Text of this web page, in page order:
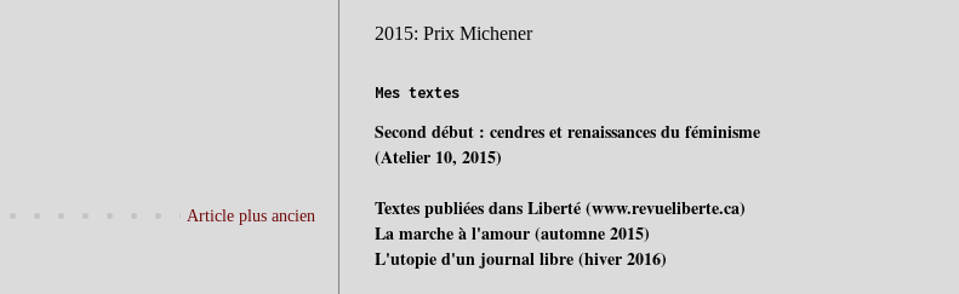
Article plus ancien
2015: Prix Michener
Mes textes
Second début : cendres et renaissances du féminisme
(Atelier 10, 2015)
Textes publiées dans Liberté (www.revueliberte.ca)
La marche à l'amour (automne 2015)
L'utopie d'un journal libre (hiver 2016)